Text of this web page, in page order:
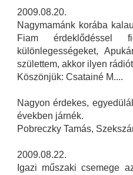
2009.08.20.
Nagymamánk korába
Fiam
különlegességeket,
születtem, akkor ilyen
Köszönjük: Csatainé M....
Nagyon érdekes,
években járnék.
Pobreczky Tamás,
2009.08.22.
Igazi műszaki csemege